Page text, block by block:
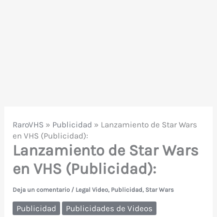
RaroVHS » Publicidad » Lanzamiento de Star Wars
en VHS (Publicidad):
Lanzamiento de Star Wars
en VHS (Publicidad):
Deja un comentario / Legal Video, Publicidad, Star Wars
Publicidad Publicidades de Videos